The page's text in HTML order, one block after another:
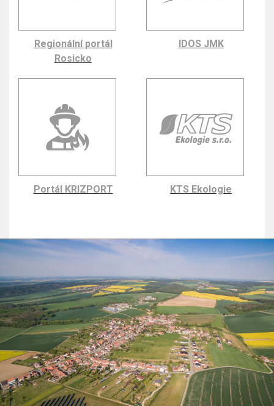
Regionální portál
Rosicko
IDOS JMK
Portál KRIZPORT KTS Ekologie